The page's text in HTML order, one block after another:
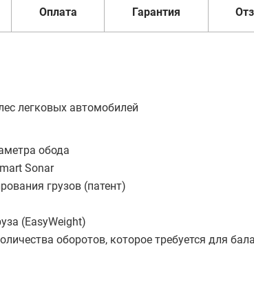
Оплата Гарантия
легковых автомобилей
обода
Sonar
грузов (патент)
(EasyWeight)
оборотов, которое трeбуется для